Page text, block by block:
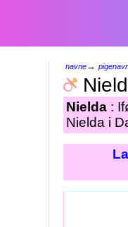
navne→
Nielda :
Nielda i